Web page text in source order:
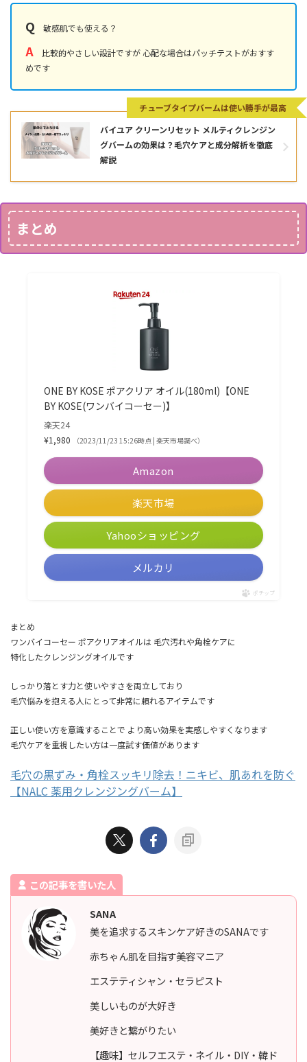
Q 敏感肌でも使える？
A 比較的やさしい設計ですが 心配な場合はパッチテストがおすす
めです
バイユア クリーンリセット メルティクレンジン
グバームの効果は？毛穴ケアと成分解析を徹底
解説
チューブタイプバームは使い勝手が最高
まとめ
ONE BY KOSE ポアクリア オイル(180ml)【ONE
BY KOSE(ワンバイコーセー)】
楽天24
¥1,980
（2023/11/23 15:26時点 | 楽天市場調べ）
Amazon
楽天市場
Yahooショッピング
メルカリ
ポチップ
まとめ
ワンバイコーセー ポアクリアオイルは 毛穴汚れや角栓ケアに
特化したクレンジングオイルです
しっかり落とす力と使いやすさを両立しており
毛穴悩みを抱える人にとって非常に頼れるアイテムです
正しい使い方を意識することで より高い効果を実感しやすくなります
毛穴ケアを重視したい方は一度試す価値があります
毛穴の黒ずみ・角栓スッキリ除去！ニキビ、肌あれを防ぐ
【NALC 薬用クレンジングバーム】
この記事を書いた人
SANA
美を追求するスキンケア好きのSANAです
赤ちゃん肌を目指す美容マニア
エステティシャン・セラピスト
美しいものが大好き
美好きと繋がりたい
【趣味】セルフエステ・ネイル・DIY・韓ド